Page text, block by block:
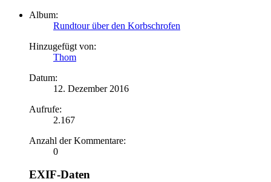
Album:
Rundtour über den Korbschrofen
Hinzugefügt von:
Thom
Datum:
12. Dezember 2016
Aufrufe:
2.167
Anzahl der Kommentare:
0
EXIF-Daten